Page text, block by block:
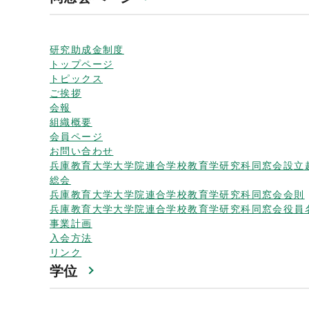
研究助成金制度
トップページ
トピックス
ご挨拶
会報
組織概要
会員ページ
お問い合わせ
兵庫教育大学大学院連合学校教育学研究科同窓会設立
総会
兵庫教育大学大学院連合学校教育学研究科同窓会会則
兵庫教育大学大学院連合学校教育学研究科同窓会役員
事業計画
入会方法
リンク
学位